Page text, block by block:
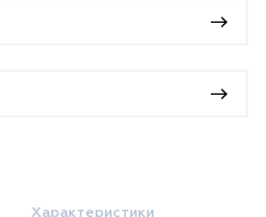
Характеристики